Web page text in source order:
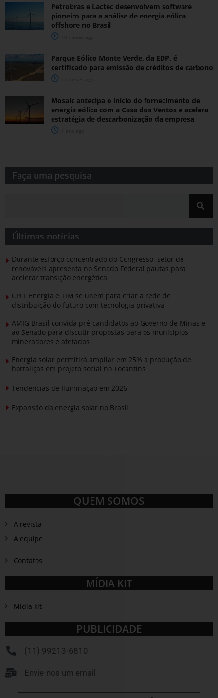
Petrobras e Lactec desenvolvem software
pioneiro para a análise de energia eólica
offshore no Brasil
Parque Eólico Monte Verde, da EDP, é
certificado para emissão de créditos de carbono
Mosaic antecipa o início do fornecimento de
energia eólica com a Casa dos Ventos e acelera
estratégia de descarbonização da empresa
Faça uma pesquisa​​
Últimas notícias
Durante esforço concentrado do Congresso, setor de
renováveis apresenta no Senado Federal pautas para
acelerar transição energética
CPFL Energia e TIM se unem para criar a rede de
distribuição do futuro com tecnologia privativa
AMIG Brasil convida pré-candidatos ao Governo de Minas e
ao Senado para discutir propostas para os municípios
mineradores e afetados
Energia solar permitirá ampliar em 25% a produção de
hortaliças em projeto social no Tocantins
Tendências de Iluminação em 2026
Expansão da energia solar no Brasil
QUEM SOMOS
A revista
A equipe
Contatos
MÍDIA KIT
Mídia kit
PUBLICIDADE
(11) 99213-6810
Envie-nos um email